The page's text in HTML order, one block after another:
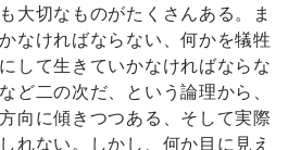
大切なものがたくさんある。ま
なければならない、何かを犠牲
して生きていかなければならな
ど二の次だ、という論理から、
向に傾きつつある、そして実際
れない。しかし、何か目に見え